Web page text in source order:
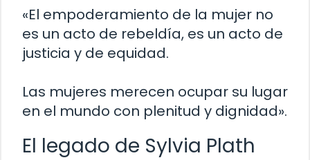
«El empoderamiento de la mujer no
es un acto de rebeldía, es un acto de
justicia y de equidad.
Las mujeres merecen ocupar su lugar
en el mundo con plenitud y dignidad».
El legado de Sylvia Plath